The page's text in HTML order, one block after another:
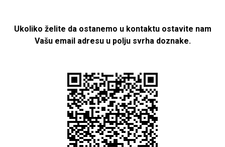
Ukoliko želite da ostanemo u kontaktu ostavite nam
Vašu email adresu u polju svrha doznake.